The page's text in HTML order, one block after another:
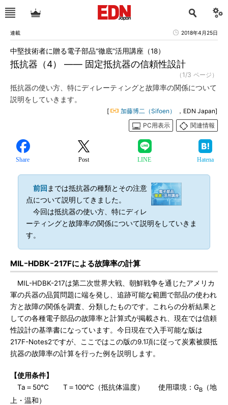
連載 2018年4月25日
抵抗器（4） ―― 固定抵抗器の信頼性設計
中堅技術者に贈る電子部品“徹底”活用講座（18）
（1/3 ページ）
抵抗器の使い方、特にディレーティングと故障率の関係について
説明をしていきます。
[ 加藤博二（Sifoen）
，EDN Japan]
PC用表示
関連情報
Share Post LINE Hatena
前回 までは抵抗器の種類とその注意
点について説明してきました。
今回は抵抗器の使い方、特にディレ
ーティングと故障率の関係について説明をしていきま
す。
MILｰHDBKｰ217Fによる故障率の計算
MIL-HDBK-217は第二次世界大戦、朝鮮戦争を通じたアメリカ
軍の兵器の品質問題に端を発し、追跡可能な範囲で部品の使われ
方と故障の関係を調査、分類したものです。これらの分析結果と
しての各種電子部品の故障率と計算式が掲載され、現在では信頼
性設計の基準書になっています。今日現在で入手可能な版は
217F-Notes2ですが、ここではこの版の9.1項に従って炭素被膜抵
抗器の故障率の計算を行った例を説明します。
【使用条件】
Ta＝50℃ T＝100℃（抵抗体温度） 使用環境：GB （地
上・温和）